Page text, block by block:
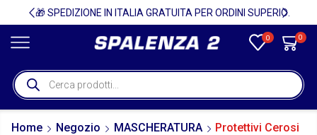
🎁 SPEDIZIONE IN ITALIA GRATUITA PER ORDINI SUPERIORI A 750€ + IVA 🎁
0 0
Home Negozio MASCHERATURA Protettivi Cerosi